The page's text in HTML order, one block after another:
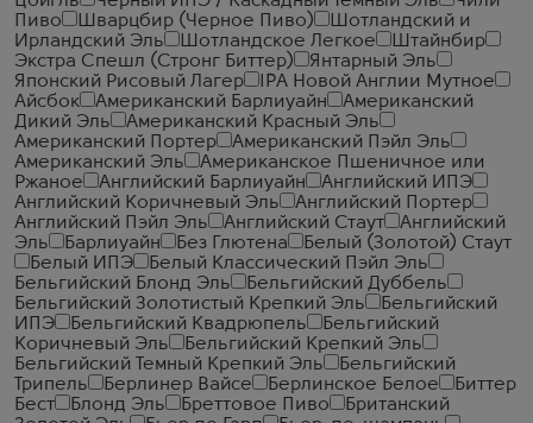
Пиво
Шварцбир (Черное Пиво)
Шотландский и
Ирландский Эль
Шотландское Легкое
Штайнбир
Экстра Спешл (Стронг Биттер)
Янтарный Эль
Японский Рисовый Лагер
IPA Новой Англии Мутное
Айсбок
Американский Барлиуайн
Американский
Дикий Эль
Американский Красный Эль
Американский Портер
Американский Пэйл Эль
Американский Эль
Американское Пшеничное или
Ржаное
Английский Барлиуайн
Английский ИПЭ
Английский Коричневый Эль
Английский Портер
Английский Пэйл Эль
Английский Стаут
Английский
Эль
Барлиуайн Без Глютена
Белый (Золотой) Стаут
Белый ИПЭ
Белый Классический Пэйл Эль
Бельгийский Блонд Эль
Бельгийский Дуббель
Бельгийский Золотистый Крепкий Эль
Бельгийский
ИПЭ
Бельгийский Квадрюпель
Бельгийский
Коричневый Эль
Бельгийский Крепкий Эль
Бельгийский Темный Крепкий Эль
Бельгийский
Трипель
Берлинер Вайсе Берлинское Белое
Биттер
Бест
Блонд Эль Бреттовое Пиво
Британский